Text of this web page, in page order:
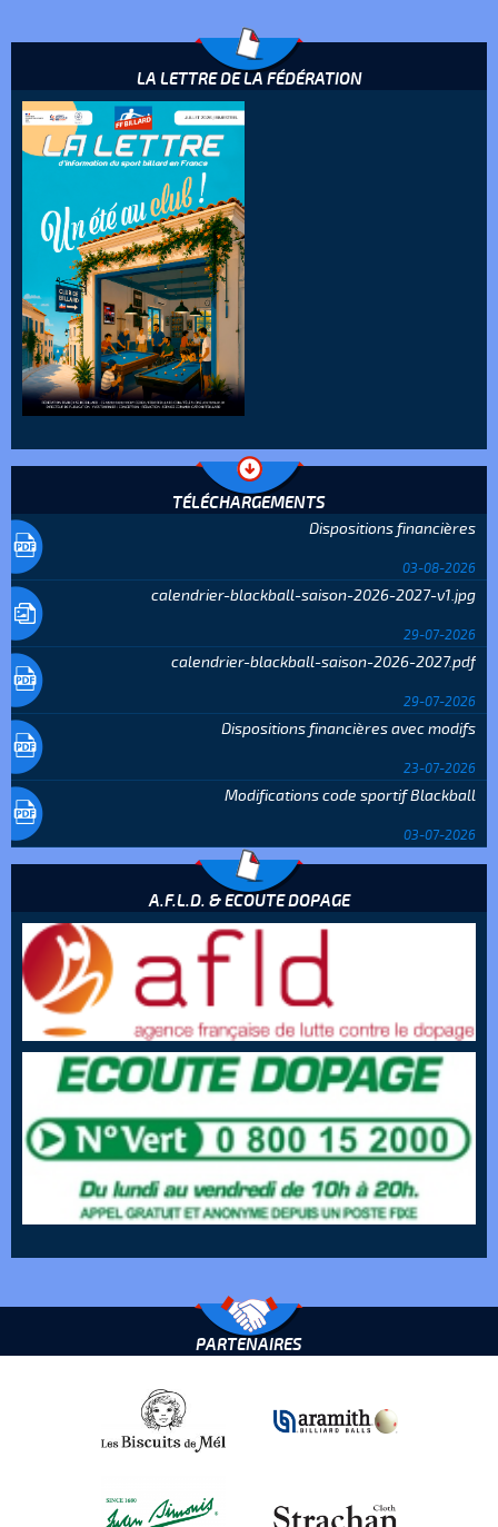
LA LETTRE DE LA FÉDÉRATION
TÉLÉCHARGEMENTS
Dispositions financières
03-08-2026
calendrier-blackball-saison-2026-2027-v1.jpg
29-07-2026
calendrier-blackball-saison-2026-2027.pdf
29-07-2026
Dispositions financières avec modifs
23-07-2026
Modifications code sportif Blackball
03-07-2026
A.F.L.D. & ECOUTE DOPAGE
PARTENAIRES